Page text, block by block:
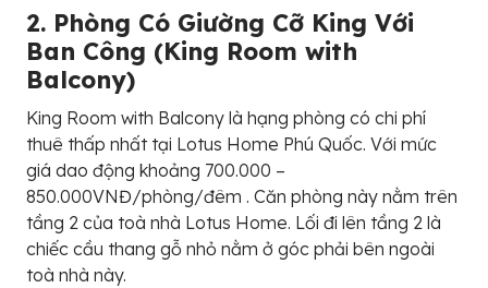
2. Phòng Có Giường Cỡ King Với
Ban Công (King Room with
Balcony)
King Room with Balcony là hạng phòng có chi phí
thuê thấp nhất tại Lotus Home Phú Quốc. Với mức
giá dao động khoảng 700.000 –
850.000VNĐ/phòng/đêm . Căn phòng này nằm trên
tầng 2 của toà nhà Lotus Home. Lối đi lên tầng 2 là
chiếc cầu thang gỗ nhỏ nằm ở góc phải bên ngoài
toà nhà này.